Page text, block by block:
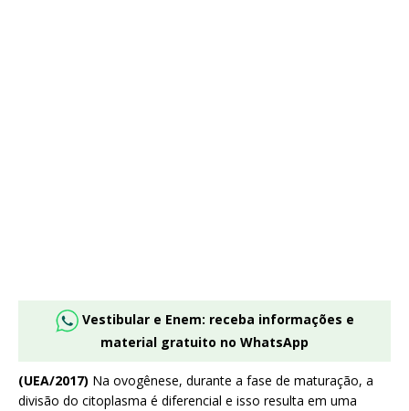
Vestibular e Enem: receba informações e
material gratuito no WhatsApp
(UEA/2017) Na ovogênese, durante a fase de maturação, a
divisão do citoplasma é diferencial e isso resulta em uma